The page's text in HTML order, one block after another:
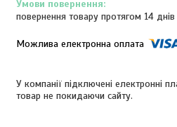
повернення товару протягом 14 днів
У компанії підключені електронні
товар не покидаючи сайту.